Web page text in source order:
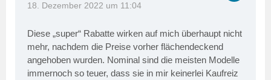
18. Dezember 2022 um 11:04
Diese „super“ Rabatte wirken auf mich überhaupt nicht
mehr, nachdem die Preise vorher flächendeckend
angehoben wurden. Nominal sind die meisten Modelle
immernoch so teuer, dass sie in mir keinerlei Kaufreiz